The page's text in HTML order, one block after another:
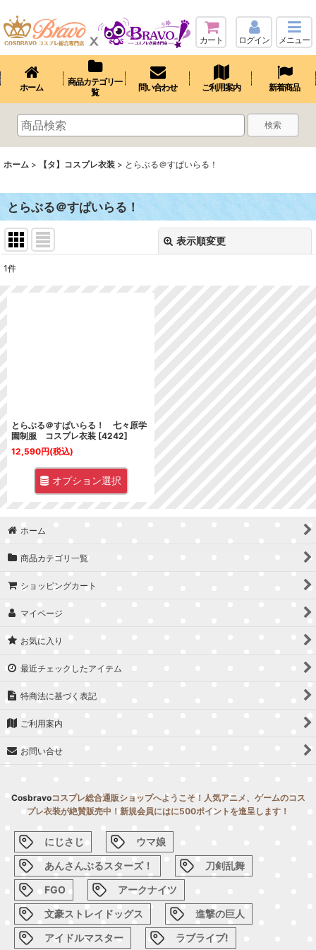
カート ログイン メニュー
ホーム
商品カテゴリ一
覧
問い合わせ ご利用案内 新着商品
検索
ホーム > 【タ】コスプレ衣装 > とらぶる＠すぱいらる！
とらぶる＠すぱいらる！
表示順変更
1件
とらぶる＠すぱいらる！ 七々原学
園制服 コスプレ衣装 [4242]
12,590円(税込)
オプション選択
ホーム
商品カテゴリ一覧
ショッピングカート
マイページ
お気に入り
最近チェックしたアイテム
特商法に基づく表記
ご利用案内
お問い合せ
Cosbravoコスプレ総合通販ショップへようこそ！人気アニメ、ゲームのコス
プレ衣装が絶賛販売中！新規会員にはに500ポイントを進呈します！
にじさじ
ウマ娘
あんさんぶるスターズ！
刀剣乱舞
FGO
アークナイツ
文豪ストレイドッグス
進撃の巨人
アイドルマスター
ラブライブ!